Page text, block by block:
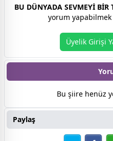
BU DÜNYADA SEVMEYİ BİR
yorum yapabilmek
Üyelik Girişi
Bu şiire henüz
Paylaş